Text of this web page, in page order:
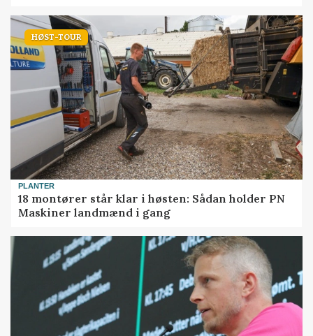
HØST-TOUR
PLANTER
18 montører står klar i høsten: Sådan holder PN
Maskiner landmænd i gang